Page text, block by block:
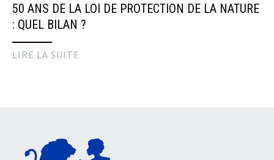
50 ANS DE LA LOI DE PROTECTION DE LA NATURE
: QUEL BILAN ?
LIRE LA SUITE